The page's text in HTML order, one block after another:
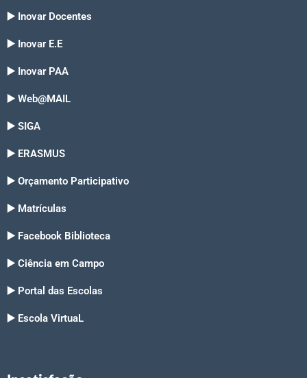
▶️ Inovar Docentes
▶️ Inovar E.E
▶️ Inovar PAA
▶️ Web@MAIL
▶️ SIGA
▶️ ERASMUS
▶️ Orçamento Participativo
▶️ Matrículas
▶️ Facebook Biblioteca
▶️ Ciência em Campo
▶️ Portal das Escolas
▶️ Escola VirtuaL